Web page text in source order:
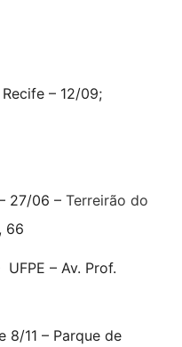
Recife – 12/09;
27/06 – Terreirão do
66
– Av. Prof.
8/11 – Parque de